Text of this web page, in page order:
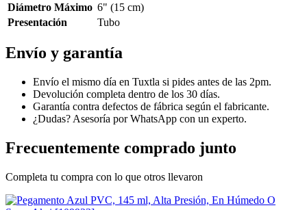
Diámetro Máximo 6" (15 cm)
Presentación
Tubo
Envío y garantía
Envío el mismo día en Tuxtla si pides antes de las 2pm.
Devolución completa dentro de los 30 días.
Garantía contra defectos de fábrica según el fabricante.
¿Dudas? Asesoría por WhatsApp con un experto.
Frecuentemente comprado junto
Completa tu compra con lo que otros llevaron